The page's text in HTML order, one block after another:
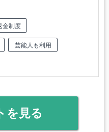
金制度
芸能人も利用
を見る